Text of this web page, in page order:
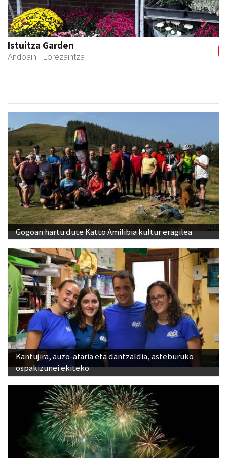
Istuitza Garden
Andoain - Lorezaintza
Previous Next
Gogoan hartu dute Katto Amilibia kultur eragilea
Kantujira, auzo-afaria eta dantzaldia, asteburuko
ospakizunei ekiteko